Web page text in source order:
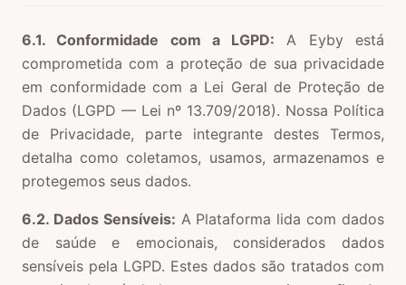
6.1. Conformidade com a LGPD: A Eyby está
comprometida com a proteção de sua privacidade
em conformidade com a Lei Geral de Proteção de
Dados (LGPD — Lei nº 13.709/2018). Nossa Política
de Privacidade, parte integrante destes Termos,
detalha como coletamos, usamos, armazenamos e
protegemos seus dados.
6.2. Dados Sensíveis: A Plataforma lida com dados
de saúde e emocionais, considerados dados
sensíveis pela LGPD. Estes dados são tratados com